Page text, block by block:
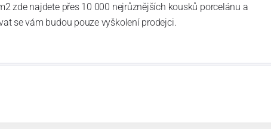
Františkem Josefem Thunem a J.N. Weberem,
letech minulého století byla továrna přemístěna do
se nachází dodnes. Závod je vybaven moderními
zde najdete přes 10 000 nejrůznějších kousků porcelánu a
se vám budou pouze vyškolení prodejci.